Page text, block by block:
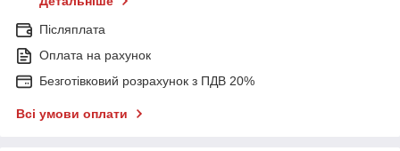
Післяплата
Оплата на рахунок
Безготівковий розрахунок з ПДВ 20%
Всі умови оплати